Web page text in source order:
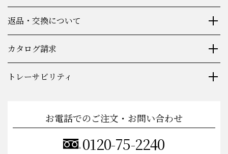
返品・交換について
カタログ請求
トレーサビリティ
お電話でのご注文・お問い合わせ
0120-75-2240